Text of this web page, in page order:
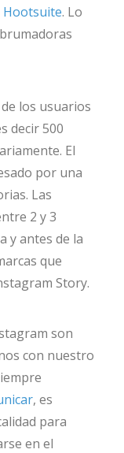
Hootsuite. Lo
los usuarios
decir 500
El
por una
Las
2 y 3
y antes de la
que
Story.
son
con nuestro
, es
para
en el